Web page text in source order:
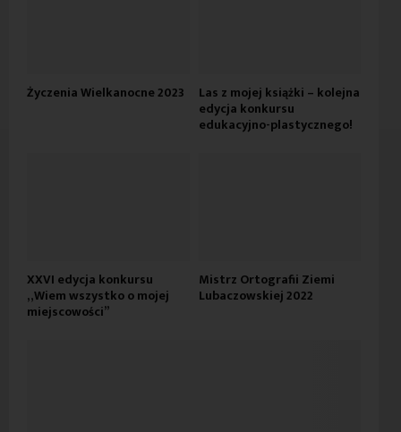
Życzenia Wielkanocne 2023 Las z mojej książki – kolejna
edycja konkursu
edukacyjno-plastycznego!
XXVI edycja konkursu
„Wiem wszystko o mojej
miejscowości”
Mistrz Ortografii Ziemi
Lubaczowskiej 2022